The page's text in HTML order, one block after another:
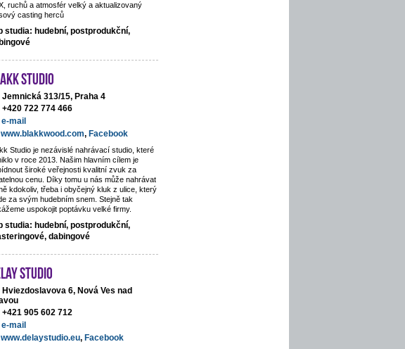
ruchů a atmosfér velký a aktualizovaný
casting herců
studia: hudební, postprodukční,
Studio
Jemnická 313/15, Praha 4
+420 722 774 466
e-mail
www.blakkwood.com, Facebook
Studio je nezávislé nahrávací studio, které
v roce 2013. Našim hlavním cílem je
široké veřejnosti kvalitní zvuk za
cenu. Díky tomu u nás může nahrávat
kdokoliv, třeba i obyčejný kluk z ulice, který
za svým hudebním snem. Stejně tak
uspokojit poptávku velké firmy.
studia: hudební, postprodukční,
dabingové
studio
Hviezdoslavova 6, Nová Ves nad
+421 905 602 712
e-mail
www.delaystudio.eu, Facebook